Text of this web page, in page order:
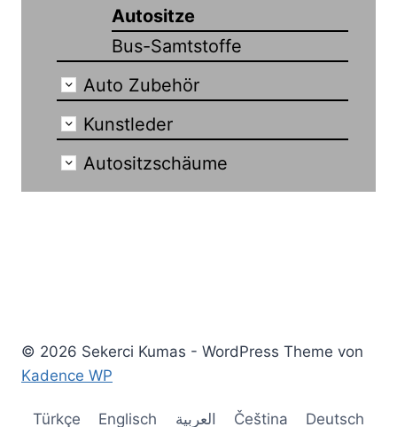
Autositze
Bus-Samtstoffe
Auto Zubehör
Kunstleder
Autositzschäume
© 2026 Sekerci Kumas - WordPress Theme von
Kadence WP
Türkçe Englisch العربية Čeština Deutsch